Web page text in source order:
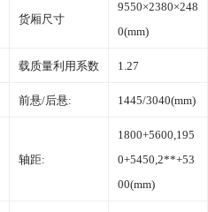
货厢尺寸
9550×2380×248
0(mm)
载质量利用系数 1.27
前悬/后悬: 1445/3040(mm)
轴距:
1800+5600,195
0+5450,2**+53
00(mm)